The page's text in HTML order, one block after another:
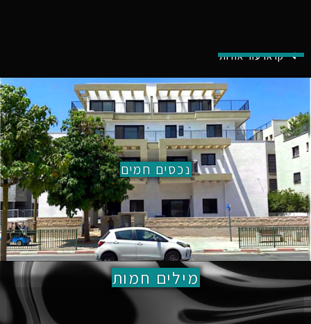
קראו עוד אודות
נכסים חמים
מילים חמות